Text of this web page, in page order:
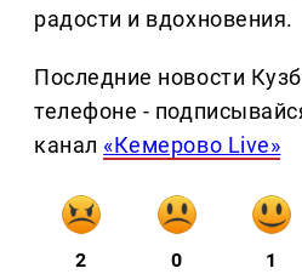
радости и вдохновения.
Последние новости
телефоне -
канал «Кемерово Live»
2 0 1